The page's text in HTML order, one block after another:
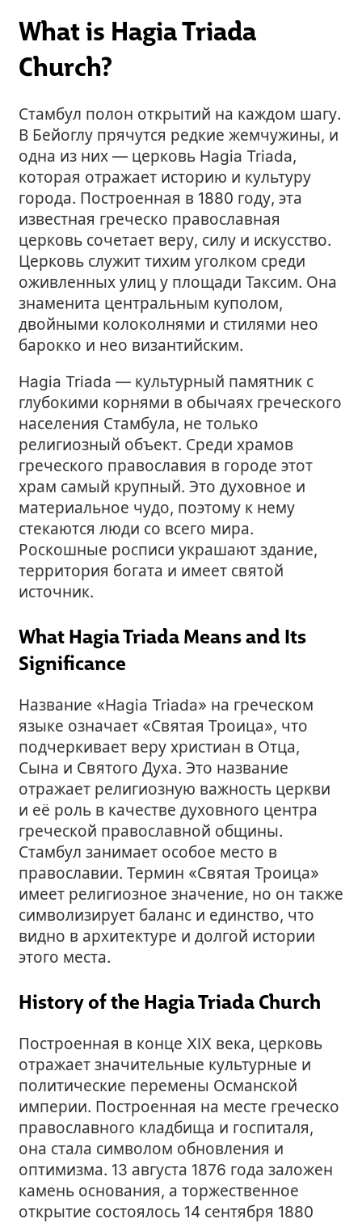
What is Hagia Triada
Church?
Стамбул полон открытий на каждом шагу.
В Бейоглу прячутся редкие жемчужины, и
одна из них — церковь Hagia Triada,
которая отражает историю и культуру
города. Построенная в 1880 году, эта
известная греческо православная
церковь сочетает веру, силу и искусство.
Церковь служит тихим уголком среди
оживленных улиц у площади Таксим. Она
знаменита центральным куполом,
двойными колоколнями и стилями нео
барокко и нео византийским.
Hagia Triada — культурный памятник с
глубокими корнями в обычаях греческого
населения Стамбула, не только
религиозный объект. Среди храмов
греческого православия в городе этот
храм самый крупный. Это духовное и
материальное чудо, поэтому к нему
стекаются люди со всего мира.
Роскошные росписи украшают здание,
территория богата и имеет святой
источник.
What Hagia Triada Means and Its
Significance
Название «Hagia Triada» на греческом
языке означает «Святая Троица», что
подчеркивает веру христиан в Отца,
Сына и Святого Духа. Это название
отражает религиозную важность церкви
и её роль в качестве духовного центра
греческой православной общины.
Стамбул занимает особое место в
православии. Термин «Святая Троица»
имеет религиозное значение, но он также
символизирует баланс и единство, что
видно в архитектуре и долгой истории
этого места.
History of the Hagia Triada Church
Построенная в конце XIX века, церковь
отражает значительные культурные и
политические перемены Османской
империи. Построенная на месте греческо
православного кладбища и госпиталя,
она стала символом обновления и
оптимизма. 13 августа 1876 года заложен
камень основания, а торжественное
открытие состоялось 14 сентября 1880